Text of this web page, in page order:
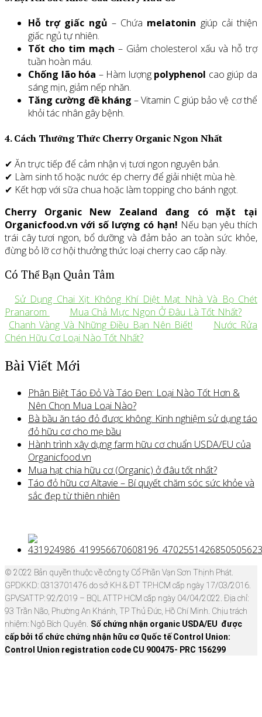
Hỗ trợ giấc ngủ – Chứa melatonin giúp cải thiện
giấc ngủ tự nhiên.
Tốt cho tim mạch – Giảm cholesterol xấu và hỗ trợ
tuần hoàn máu.
Chống lão hóa – Hàm lượng polyphenol cao giúp da
sáng mịn, giảm nếp nhăn.
Tăng cường đề kháng – Vitamin C giúp bảo vệ cơ thể
khỏi tác nhân gây bệnh.
4. Cách Thưởng Thức Cherry Organic Ngon Nhất
✔ Ăn trực tiếp để cảm nhận vị tươi ngon nguyên bản.
✔ Làm sinh tố hoặc nước ép cherry để giải nhiệt mùa hè.
✔ Kết hợp với sữa chua hoặc làm topping cho bánh ngọt.
Cherry Organic New Zealand đang có mặt tại
Organicfood.vn với số lượng có hạn! Nếu bạn yêu thích
trái cây tươi ngon, bổ dưỡng và đảm bảo an toàn sức khỏe,
đừng bỏ lỡ cơ hội thưởng thức loại cherry cao cấp này.
Có Thể Bạn Quân Tâm
Sử Dụng Chai Xịt Không Khí Diệt Mạt Nhà Và Bọ Chét
Pranarom
Mua Chả Mực Ngon Ở Đâu Là Tốt Nhất?
Chanh Vàng Và Những Điều Bạn Nên Biết!
Nước Rửa
Chén Hữu Cơ Loại Nào Tốt Nhất?
Bài Viết Mới
Phân Biệt Táo Đỏ Và Táo Đen: Loại Nào Tốt Hơn &
Nên Chọn Mua Loại Nào?
Bà bầu ăn táo đỏ được không: Kinh nghiệm sử dụng táo
đỏ hữu cơ cho mẹ bầu
Hành trình xây dựng farm hữu cơ chuẩn USDA/EU của
Organicfood.vn
Mua hạt chia hữu cơ (Organic) ở đâu tốt nhất?
Táo đỏ hữu cơ Altavie – Bí quyết chăm sóc sức khỏe và
sắc đẹp từ thiên nhiên
© 2022 Bản quyền thuộc về công ty Cổ Phần Vạn Sơn Thịnh Phát.
GPDKKD: 0313701476 do sở KH & ĐT TP.HCM cấp ngày 17/03/2016.
GPVSATTP: 92/2019 – BQL ATTP HCM cấp ngày 04/04/2022. Địa chỉ:
93 Trần Não, Phường An Khánh, TP Thủ Đức, Hồ Chí Minh. Chịu trách
nhiệm: Ngô Bích Quyên. Số chứng nhận organic USDA/EU được
cấp bởi tổ chức chứng nhận hữu cơ Quốc tế Control Union:
Control Union registration code CU 900475- PRC 156299